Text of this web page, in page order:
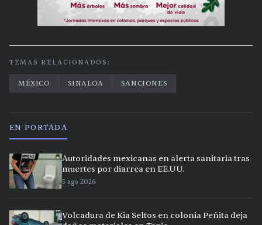
TEMAS RELACIONADOS:
MÉXICO SINALOA SANCIONES
EN PORTADA
Autoridades mexicanas en alerta sanitaria tras
muertes por diarrea en EE.UU.
5 ago 2026
Volcadura de Kia Seltos en colonia Peñita deja